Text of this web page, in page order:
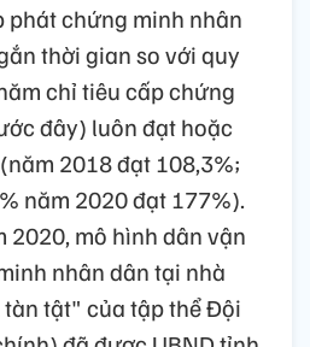
phát chứng minh nhân
thời gian so với quy
chỉ tiêu cấp chứng
đây) luôn đạt hoặc
2018 đạt 108,3%;
năm 2020 đạt 177%).
mô hình dân vận
nhân dân tại nhà
tật" của tập thể Đội